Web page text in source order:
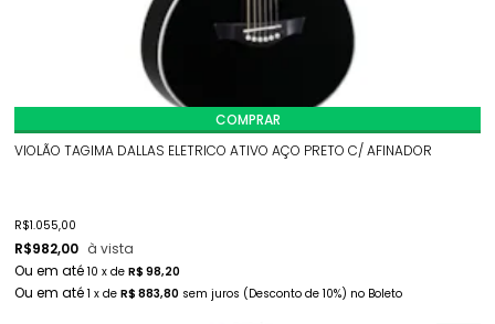
VIOLÃO TAGIMA DALLAS ELETRICO ATIVO AÇO PRETO C/ AFINADOR
R$1.055,00
R$982,00 à vista
10 x de R$ 98,20
1 x de R$ 883,80 sem juros (Desconto de 10%) no Boleto
COMPRAR